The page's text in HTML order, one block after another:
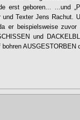
erst geboren... ...und
Texter Jens Rachut.
er beispielsweise
und
AUSGESTORBEN